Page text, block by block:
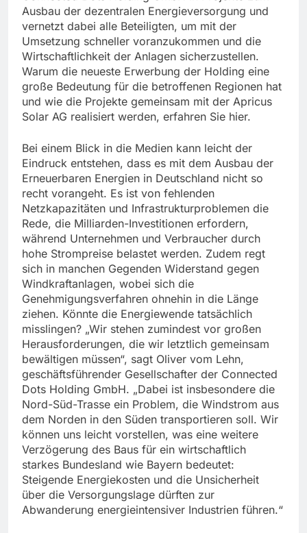
Ausbau der dezentralen Energieversorgung und
vernetzt dabei alle Beteiligten, um mit der
Umsetzung schneller voranzukommen und die
Wirtschaftlichkeit der Anlagen sicherzustellen.
Warum die neueste Erwerbung der Holding eine
große Bedeutung für die betroffenen Regionen hat
und wie die Projekte gemeinsam mit der Apricus
Solar AG realisiert werden, erfahren Sie hier.
Bei einem Blick in die Medien kann leicht der
Eindruck entstehen, dass es mit dem Ausbau der
Erneuerbaren Energien in Deutschland nicht so
recht vorangeht. Es ist von fehlenden
Netzkapazitäten und Infrastrukturproblemen die
Rede, die Milliarden-Investitionen erfordern,
während Unternehmen und Verbraucher durch
hohe Strompreise belastet werden. Zudem regt
sich in manchen Gegenden Widerstand gegen
Windkraftanlagen, wobei sich die
Genehmigungsverfahren ohnehin in die Länge
ziehen. Könnte die Energiewende tatsächlich
misslingen? „Wir stehen zumindest vor großen
Herausforderungen, die wir letztlich gemeinsam
bewältigen müssen“, sagt Oliver vom Lehn,
geschäftsführender Gesellschafter der Connected
Dots Holding GmbH. „Dabei ist insbesondere die
Nord-Süd-Trasse ein Problem, die Windstrom aus
dem Norden in den Süden transportieren soll. Wir
können uns leicht vorstellen, was eine weitere
Verzögerung des Baus für ein wirtschaftlich
starkes Bundesland wie Bayern bedeutet:
Steigende Energiekosten und die Unsicherheit
über die Versorgungslage dürften zur
Abwanderung energieintensiver Industrien führen.“